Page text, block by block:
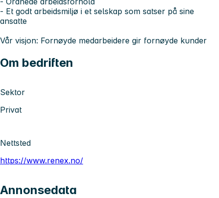
- Et godt arbeidsmiljø i et selskap som satser på sine
ansatte
Vår visjon: Fornøyde medarbeidere gir fornøyde kunder
Om bedriften
Sektor
Privat
Nettsted
https://www.renex.no/
Annonsedata